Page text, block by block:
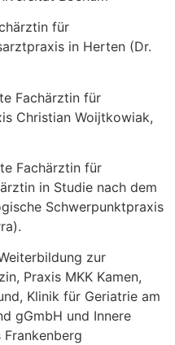
für
in Herten (Dr.
Fachärztin für
Christian Woijtkowiak,
Fachärztin für
in Studie nach dem
Schwerpunktpraxis
zur
Praxis MKK Kamen,
Klinik für Geriatrie am
gGmbH und Innere
Frankenberg